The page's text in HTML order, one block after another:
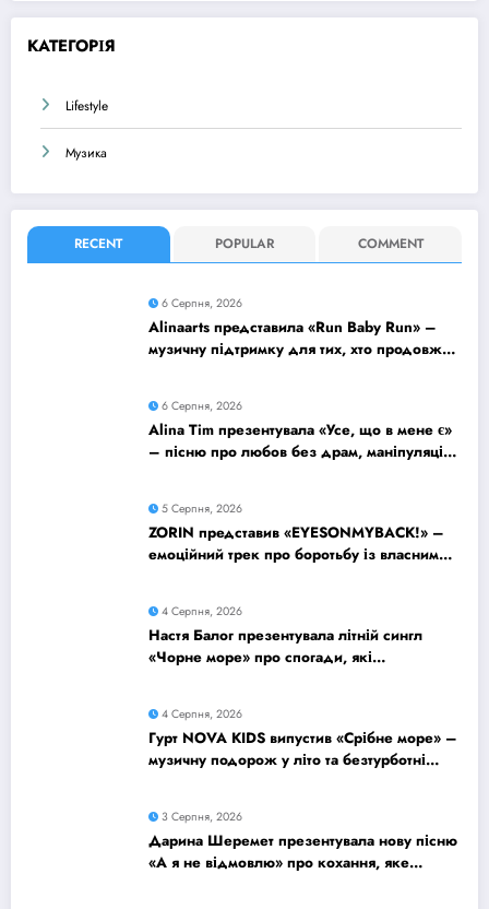
КАТЕГОРІЯ
Lifestyle
Музика
RECENT POPULAR COMMENT
6 Серпня, 2026
Alinaarts представила «Run Baby Run» –
музичну підтримку для тих, хто продовжує
6 Серпня, 2026
Alina Tim презентувала «Усе, що в мене є»
– пісню про любов без драм, маніпуляцій
5 Серпня, 2026
ZORIN представив «EYESONMYBACK!» –
емоційний трек про боротьбу із власними
4 Серпня, 2026
Настя Балог презентувала літній сингл
«Чорне море» про спогади, які
4 Серпня, 2026
Гурт NOVA KIDS випустив «Срібне море» –
музичну подорож у літо та безтурботні
3 Серпня, 2026
Дарина Шеремет презентувала нову пісню
«А я не відмовлю» про кохання, яке